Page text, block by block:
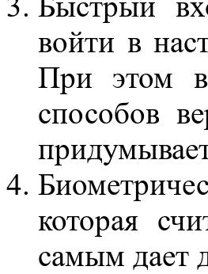
войти в
При этом
способов
которая
самым дает